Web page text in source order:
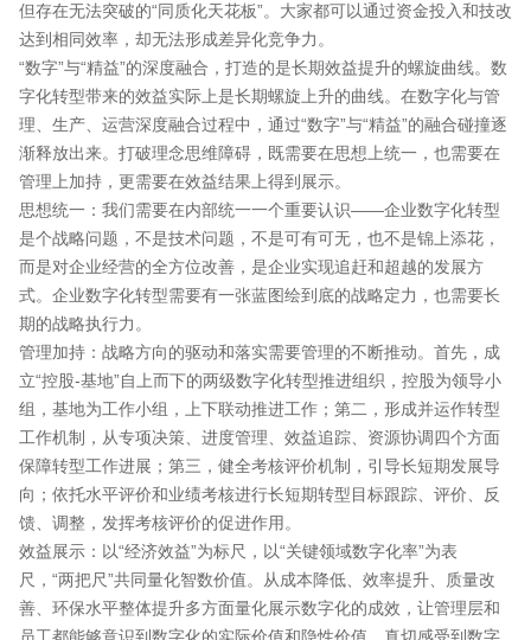
但存在无法突破的“同质化天花板”。大家都可以通过资金投入和技改
达到相同效率，却无法形成差异化竞争力。
“数字”与“精益”的深度融合，打造的是长期效益提升的螺旋曲线。数
字化转型带来的效益实际上是长期螺旋上升的曲线。在数字化与管
理、生产、运营深度融合过程中，通过“数字”与“精益”的融合碰撞逐
渐释放出来。打破理念思维障碍，既需要在思想上统一，也需要在
管理上加持，更需要在效益结果上得到展示。
思想统一：我们需要在内部统一一个重要认识——企业数字化转型
是个战略问题，不是技术问题，不是可有可无，也不是锦上添花，
而是对企业经营的全方位改善，是企业实现追赶和超越的发展方
式。企业数字化转型需要有一张蓝图绘到底的战略定力，也需要长
期的战略执行力。
管理加持：战略方向的驱动和落实需要管理的不断推动。首先，成
立“控股-基地”自上而下的两级数字化转型推进组织，控股为领导小
组，基地为工作小组，上下联动推进工作；第二，形成并运作转型
工作机制，从专项决策、进度管理、效益追踪、资源协调四个方面
保障转型工作进展；第三，健全考核评价机制，引导长短期发展导
向；依托水平评价和业绩考核进行长短期转型目标跟踪、评价、反
馈、调整，发挥考核评价的促进作用。
效益展示：以“经济效益”为标尺，以“关键领域数字化率”为表
尺，“两把尺”共同量化智数价值。从成本降低、效率提升、质量改
善、环保水平整体提升多方面量化展示数字化的成效，让管理层和